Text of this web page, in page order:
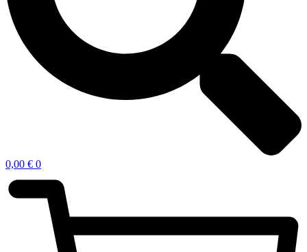
0,00 € 0